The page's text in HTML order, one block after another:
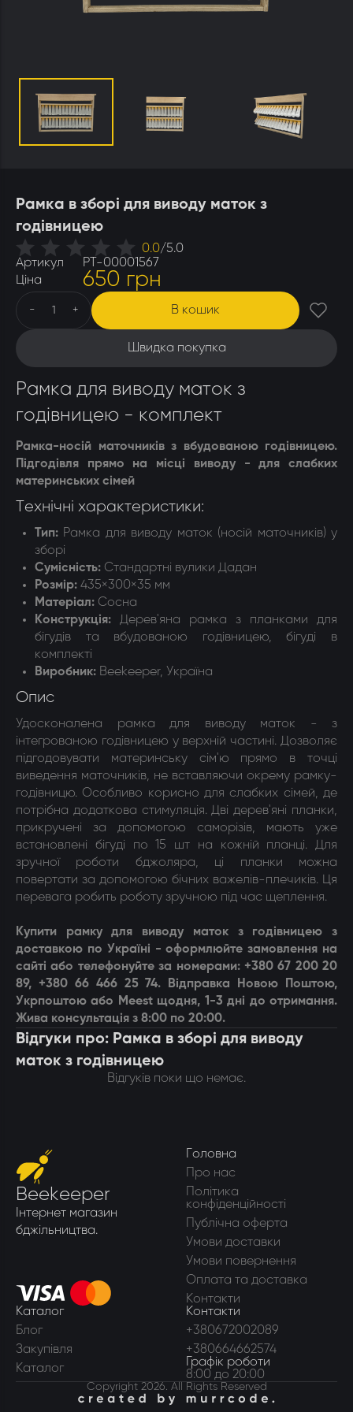
Утеплювачі і мати
Стамески
Ящики бджолярські
Столи для розпечатування
Рамка в зборі для виводу маток з
годівницею
0.0/5.0
Артикул
РТ-00001567
Ціна
650 грн
- + В кошик
Швидка покупка
Рамка для виводу маток з
годівницею - комплект
Рамка-носій маточників з вбудованою годівницею.
Підгодівля прямо на місці виводу - для слабких
материнських сімей
Технічні характеристики:
Тип: Рамка для виводу маток (носій маточників) у
зборі
Сумісність: Стандартні вулики Дадан
Розмір: 435×300×35 мм
Матеріал: Сосна
Конструкція: Дерев'яна рамка з планками для
бігудів та вбудованою годівницею, бігуді в
комплекті
Виробник: Beekeeper, Україна
Опис
Удосконалена рамка для виводу маток - з
інтегрованою годівницею у верхній частині. Дозволяє
підгодовувати материнську сім'ю прямо в точці
виведення маточників, не вставляючи окрему рамку-
годівницю. Особливо корисно для слабких сімей, де
потрібна додаткова стимуляція. Дві дерев'яні планки,
прикручені за допомогою саморізів, мають уже
встановлені бігуді по 15 шт на кожній планці. Для
зручної роботи бджоляра, ці планки можна
повертати за допомогою бічних важелів-плечиків. Ця
перевага робить роботу зручною під час щеплення.
Купити рамку для виводу маток з годівницею з
доставкою по Україні - оформлюйте замовлення на
сайті або телефонуйте за номерами: +380 67 200 20
89, +380 66 466 25 74. Відправка Новою Поштою,
Укрпоштою або Meest щодня, 1-3 дні до отримання.
Жива консультація з 8:00 по 20:00.
Відгуки про: Рамка в зборі для виводу
маток з годівницею
Відгуків поки що немає.
Beekeeper
Інтернет магазин
бджільництва.
Головна
Про нас
Політика
конфіденційності
Публічна оферта
Умови доставки
Умови повернення
Оплата та доставка
Контакти
Каталог
Блог
Закупівля
Каталог
Контакти
+380672002089
+380664662574
Графік роботи
8:00 до 20:00
Copyright 2026. All Rights Reserved